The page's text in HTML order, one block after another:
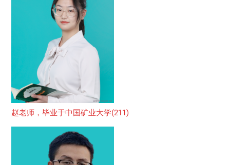
赵老师，毕业于中国矿业大学(211)